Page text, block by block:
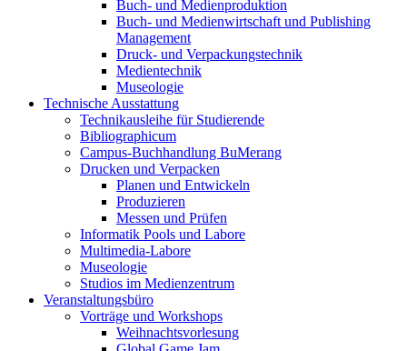
Buch- und Medienproduktion
Buch- und Medienwirtschaft und Publishing
Management
Druck- und Verpackungstechnik
Medientechnik
Museologie
Technische Ausstattung
Technikausleihe für Studierende
Bibliographicum
Campus-Buchhandlung BuMerang
Drucken und Verpacken
Planen und Entwickeln
Produzieren
Messen und Prüfen
Informatik Pools und Labore
Multimedia-Labore
Museologie
Studios im Medienzentrum
Veranstaltungsbüro
Vorträge und Workshops
Weihnachtsvorlesung